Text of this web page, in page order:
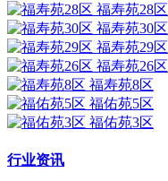
福寿苑28区
福寿苑30区
福寿苑29区
福寿苑26区
福寿苑8区
福佑苑5区
福佑苑3区
行业资讯